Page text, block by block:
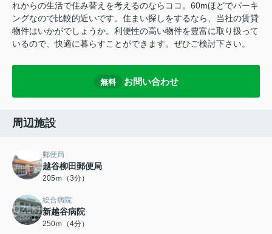
れからの生活で住み替えを考えるのならココ。60mほどでパーキ
ングなので比較的近いです。住まい探しをするなら、当社の賃貸
物件はいかがでしょうか。利便性の高い物件を豊富に取り扱って
いるので、快適に暮らすことができます。ぜひご検討下さい。
無料 お問い合わせ
周辺施設
郵便局
越谷柳田郵便局
205ｍ（3分）
総合病院
新越谷病院
250ｍ（4分）